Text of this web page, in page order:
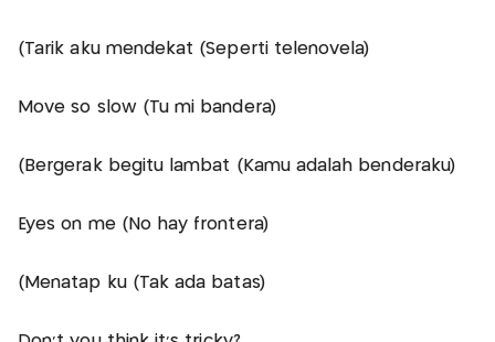
(Tarik aku mendekat (Seperti telenovela)
Move so slow (Tu mi bandera)
(Bergerak begitu lambat (Kamu adalah benderaku)
Eyes on me (No hay frontera)
(Menatap ku (Tak ada batas)